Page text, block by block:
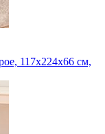
117х224х66 см,